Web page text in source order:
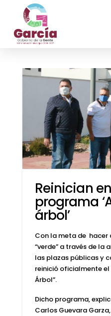
Reinician
programa
árbol’
Con la meta de hacer
“verde” a través de la
las plazas públicas y
reinició oficialmente
Árbol”.
Dicho programa,
Carlos Guevara